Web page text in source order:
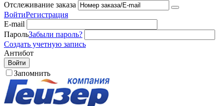
Отслеживание заказа
ВойтиРегистрация
E-mail
ПарольЗабыли пароль?
Создать учетную запись
Антибот
Войти
Запомнить